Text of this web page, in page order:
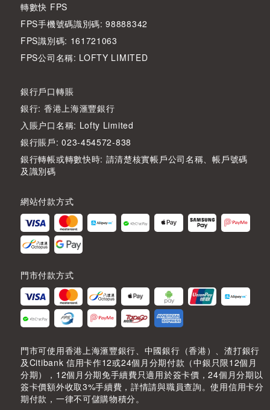
轉數快 FPS
FPS手機號碼識別碼: 98888342
FPS識別碼: 161721063
FPS公司名稱: LOFTY LIMITED
銀行戶口轉賬
銀行: 香港上海滙豐銀行
入賬户口名稱: Lofty Limited
銀行賬戶: 023-454572-838
銀行轉帳或轉數快時: 請清楚核實帳戶公司名稱、帳戶號碼
及識別碼
網站付款方式
門市付款方式
門市可使用香港上海滙豐銀行、中國銀行（香港）、渣打銀行
及Citibank 信用卡作12或24個月分期付款（中銀只限12個月
分期），12個月分期免手續費只適用於簽卡價，24個月分期以
簽卡價額外收取3%手續費，詳情請與職員查詢。使用信用卡分
期付款，一律不可儲購物積分。